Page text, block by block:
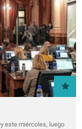
este miércoles, luego